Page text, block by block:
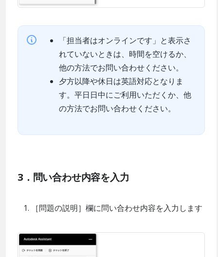
「担当者はオンラインです」と表示さ
れていないときは、時間を空けるか、
他の方法でお問い合わせください。
夕方以降や休日は英語対応となりま
す。平日日中にご利用いただくか、他
の方法でお問い合わせください。
3．問い合わせ内容を入力
［問題の説明］欄に問い合わせ内容を入力します